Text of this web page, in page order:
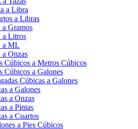
a Libra
a Libras
Gramos
a Litros
a ML
Onzas
Cúbicos a Metros Cúbicos
Cúbicos a Galones
Cúbicas a Galones
a Galones
a Onzas
a Pintas
a Cuartos
a Pies Cúbicos